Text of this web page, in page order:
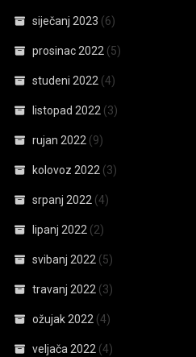
siječanj 2023 (6)
prosinac 2022 (5)
studeni 2022 (4)
listopad 2022 (3)
rujan 2022 (9)
kolovoz 2022 (3)
srpanj 2022 (4)
lipanj 2022 (2)
svibanj 2022 (5)
travanj 2022 (3)
ožujak 2022 (4)
veljača 2022 (4)